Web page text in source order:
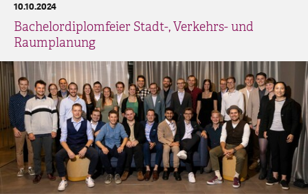
Bachelordiplomfeier Stadt-, Verkehrs- und
Raumplanung
10.10.2024